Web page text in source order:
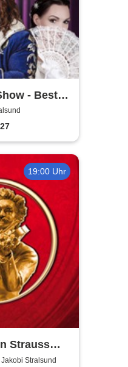
- Best
19:00 Uhr
Strauss
Stralsund